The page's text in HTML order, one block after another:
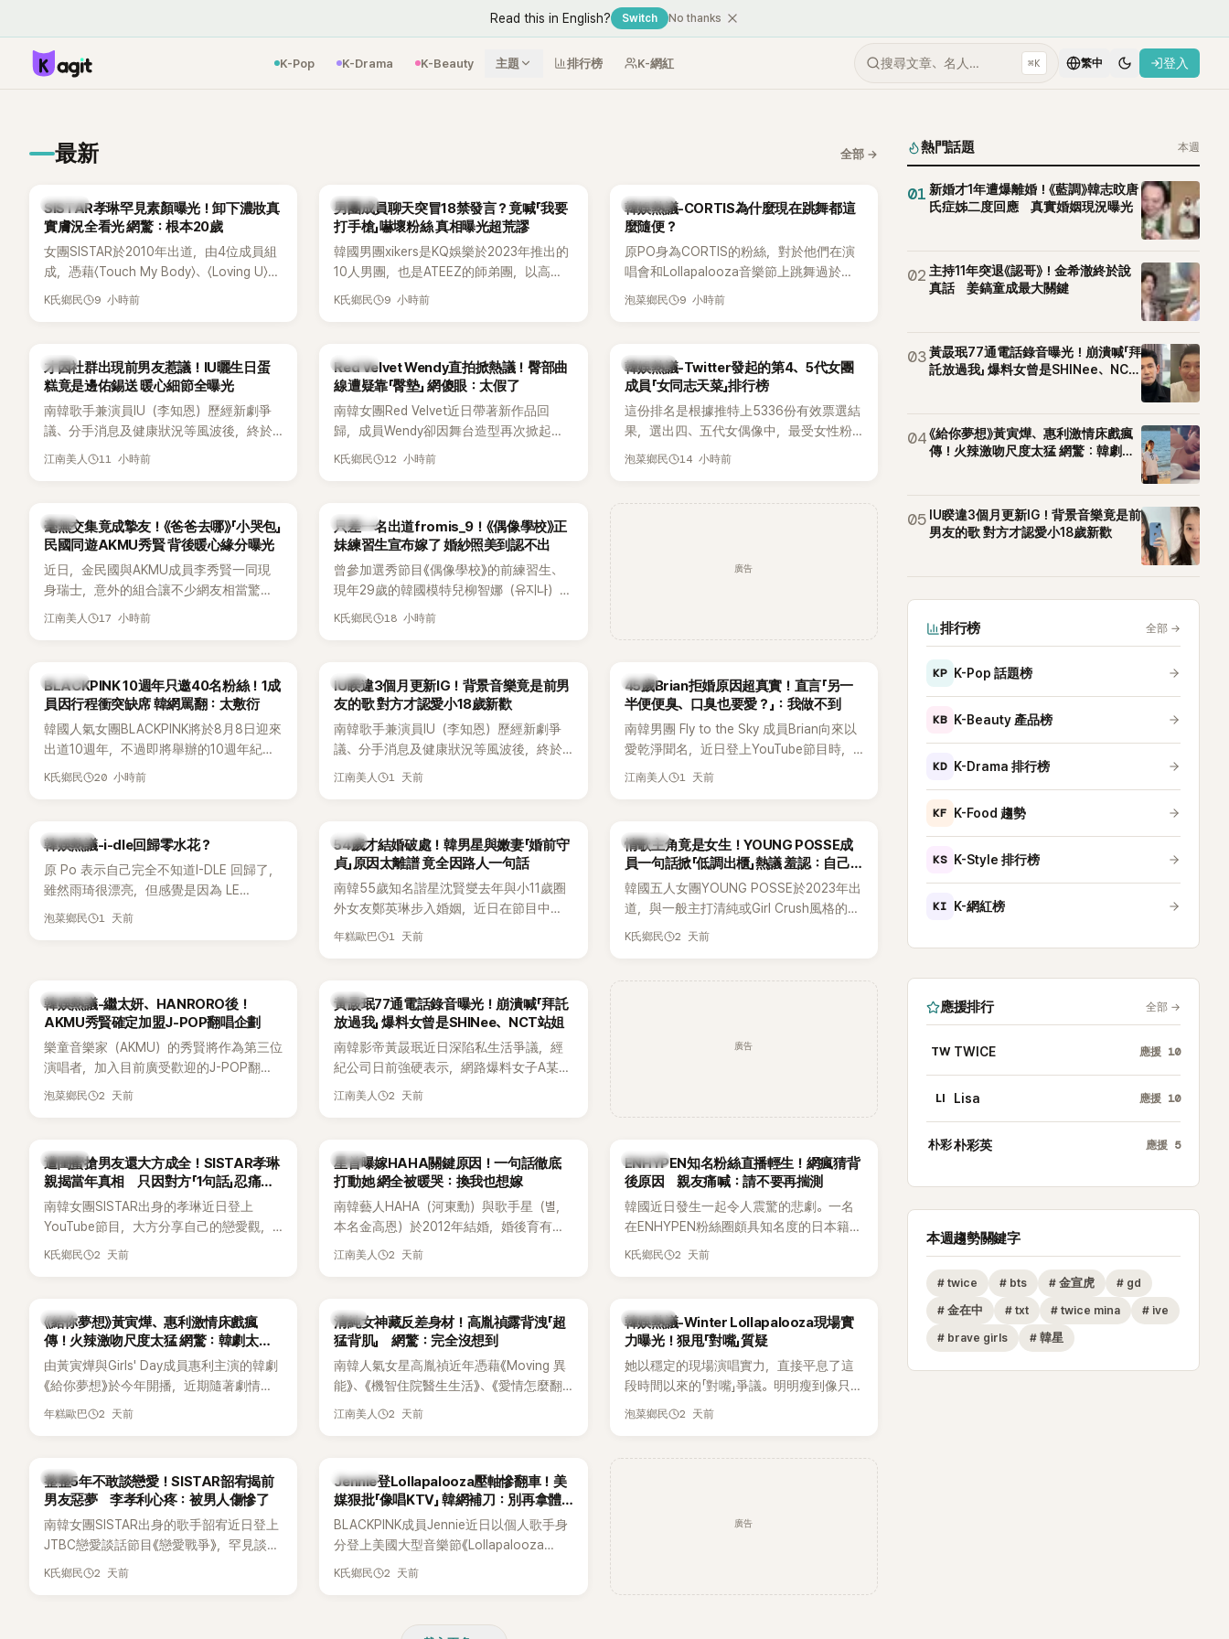
Read this in English? Switch No thanks
K-Pop K-Drama K-Beauty 主題 排行榜 K-網紅 搜尋文章、名人… ⌘K 繁中 登入
最新 全部 →
K-POP
SISTAR孝琳罕見素顏曝光！卸下濃妝真
實膚況全看光 網驚：根本20歲
女團SISTAR於2010年出道，由4位成員組
成，憑藉〈Touch My Body〉、〈Loving U〉、
〈Shake It〉等一連串夏日神曲紅遍亞洲，獲
的孝琳，近日在社群分享與「排球女王」金軟
景聚餐的日常，不僅展現兩人多年不變的
好交情，她幾乎素顏入鏡的真實模樣，也
意外掀起網友熱議。
K氏鄉民 9 小時前
K-POP
男團成員聊天突冒18禁發言？竟喊「我要
打手槍」嚇壞粉絲 真相曝光超荒謬
韓國男團xikers是KQ娛樂於2023年推出的
10人男團，也是ATEEZ的師弟團，以高完
成度舞台、充滿爆發力的表演及Hip-Hop
力。
K氏鄉民 9 小時前
熱議討論
韓娛熱議-CORTIS為什麼現在跳舞都這
麼隨便？
原PO身為CORTIS的粉絲，對於他們在演
唱會和Lollapalooza音樂節上跳舞過於隨
便感到不滿，認為舞蹈是他們走紅的重要
泡菜鄉民 9 小時前
韓星
才因社群出現前男友惹議！IU曬生日蛋
糕竟是邊佑錫送 暖心細節全曝光
南韓歌手兼演員IU（李知恩）歷經新劇爭
議、分手消息及健康狀況等風波後，終於
睽違3個月更新社群平台，一口氣曬出20
尖網友發現暗藏玄機，在韓網引發兩波討
論。
江南美人 11 小時前
K-POP
Red Velvet Wendy直拍掀熱議！臀部曲
線遭疑靠「臀墊」 網傻眼：太假了
南韓女團Red Velvet近日帶著新作品回
歸，成員Wendy卻因舞台造型再次掀起討
論。她日前才因暴瘦身形受到外界關注，
K氏鄉民 12 小時前
熱議討論
韓娛熱議-Twitter發起的第4、5代女團
成員「女同志天菜」排行榜
這份排名是根據推特上5336份有效票選結
果，選出四、五代女偶像中，最受女性粉
絲喜愛的成員。其中，HATS2HEARTS成
泡菜鄉民 14 小時前
韓星
毫無交集竟成摯友！《爸爸去哪》「小哭包」
民國同遊AKMU秀賢 背後暖心緣分曝光
近日，金民國與AKMU成員李秀賢一同現
身瑞士，意外的組合讓不少網友相當驚
訝。兩人過去幾乎沒有公開交集，如今卻
江南美人 17 小時前
K-POP
只差一名出道fromis_9！《偶像學校》正
妹練習生宣布嫁了 婚紗照美到認不出
曾參加選秀節目《偶像學校》的前練習生、
現年29歲的韓國模特兒柳智娜（유지나），
近日無預警在社群平台公開一系列婚紗
K氏鄉民 18 小時前
廣告
K-POP
BLACKPINK 10週年只邀40名粉絲！1成
員因行程衝突缺席 韓網罵翻：太敷衍
韓國人氣女團BLACKPINK將於8月8日迎來
出道10週年，不過即將舉辦的10週年紀念
Meet & Greet活動，依舊無法看到四人合
絲熱議。
K氏鄉民 20 小時前
韓星
IU睽違3個月更新IG！背景音樂竟是前男
友的歌 對方才認愛小18歲新歡
南韓歌手兼演員IU（李知恩）歷經新劇爭
議、分手消息及健康狀況等風波後，終於
睽違3個月更新社群平台，一口氣曬出20
音樂，意外掀起韓網討論。
江南美人 1 天前
韓星
45歲Brian拒婚原因超真實！直言「另一
半便便臭、口臭也要愛？」：我做不到
南韓男團 Fly to the Sky 成員Brian向來以
愛乾淨聞名，近日登上YouTube節目時，
再度談到自己的婚姻觀，直言無法理解「連
江南美人 1 天前
熱議討論
韓娛熱議-i-dle回歸零水花？
原 Po 表示自己完全不知道I-DLE 回歸了，
雖然雨琦很漂亮，但感覺是因為 LE
SSERAFIM 和 aespa 佔據了市場。
泡菜鄉民 1 天前
韓星
54歲才結婚破處！韓男星與嫩妻「婚前守
貞」原因太離譜 竟全因路人一句話
南韓55歲知名諧星沈賢燮去年與小11歲圈
外女友鄭英琳步入婚姻，近日在節目中分
享與妻子的戀愛故事，笑稱兩人原本想享
前一直堅守「婚前守貞」的原因之一。
年糕歐巴 1 天前
K-POP
情歌主角竟是女生！YOUNG POSSE成
員一句話掀「低調出櫃」熱議 羞認：自己
都不敢聽
韓國五人女團YOUNG POSSE於2023年出
道，與一般主打清純或Girl Crush風格的女
團不同，她們以濃厚的Hip-Hop元素、自
識度的新生代代表之一。
K氏鄉民 2 天前
熱議討論
韓娛熱議-繼太妍、HANRORO後！
AKMU秀賢確定加盟J-POP翻唱企劃
樂童音樂家（AKMU）的秀賢將作為第三位
演唱者，加入目前廣受歡迎的J-POP翻唱
企劃。繼太妍和Hanroro之後，秀賢已獲
泡菜鄉民 2 天前
韓星
黃晸珉77通電話錄音曝光！崩潰喊「拜託
放過我」 爆料女曾是SHINee、NCT站姐
南韓影帝黃晸珉近日深陷私生活爭議，經
紀公司日前強硬表示，網路爆料女子A某涉
嫌長期跟蹤黃晸珉，已正式採取法律行
的單方面騷擾。如今，韓媒《Dispatch》再
曝光雙方77通電話的錄音內容，而A也首
度承認自己過去曾是SHINee、NCT等偶像
團體的「站姐」，事件持續延燒。
江南美人 2 天前
廣告
K-POP
遭閨蜜搶男友還大方成全！SISTAR孝琳
親揭當年真相 只因對方「1句話」忍痛放
手
南韓女團SISTAR出身的孝琳近日登上
YouTube節目，大方分享自己的戀愛觀，
更首度坦承過去曾遭最好的朋友搶走男
K氏鄉民 2 天前
韓星
星首曝嫁HAHA關鍵原因！一句話徹底
打動她 網全被暖哭：換我也想嫁
南韓藝人HAHA（河東勳）與歌手星（별，
本名金高恩）於2012年結婚，婚後育有兩
子一女，一家五口生活幸福美滿，也是韓
步入婚姻的最大理由。
江南美人 2 天前
K-POP
ENHYPEN知名粉絲直播輕生！網瘋猜背
後原因 親友痛喊：請不要再揣測
韓國近日發生一起令人震驚的悲劇。一名
在ENHYPEN粉絲圈頗具知名度的日本籍女
粉絲，日前在TikTok直播期間輕生，最終
止揣測，盼逝者安息。
K氏鄉民 2 天前
韓劇
《給你夢想》黃寅燁、惠利激情床戲瘋
傳！火辣激吻尺度太猛 網驚：韓劇太敢
拍
由黃寅燁與Girls' Day成員惠利主演的韓劇
《給你夢想》於今年開播，近期隨著劇情進
入高潮，男女主角的感情線快速升溫。最
年糕歐巴 2 天前
韓星
清純女神藏反差身材！高胤禎露背洩「超
猛背肌」 網驚：完全沒想到
南韓人氣女星高胤禎近年憑藉《Moving 異
能》、《機智住院醫生生活》、《愛情怎麼翻
譯？》、《努力克服自卑的我們》等多部熱門
近況照意外掀起熱議，不是因為仙氣十足
的美貌，而是藏在纖細身材下的超狂背肌
與肩膀線條，反差感十足，讓不少網友看
傻直呼：「原來她身材這麼猛！」
江南美人 2 天前
熱議討論
韓娛熱議-Winter Lollapalooza現場實
力曝光！狠甩「對嘴」質疑
她以穩定的現場演唱實力，直接平息了這
段時間以來的「對嘴」爭議。明明瘦到像只剩
骨頭，怎麼還能唱出這麼驚人的爆發力和
泡菜鄉民 2 天前
韓星
整整5年不敢談戀愛！SISTAR韶宥揭前
男友惡夢 李孝利心疼：被男人傷慘了
南韓女團SISTAR出身的歌手韶宥近日登上
JTBC戀愛談話節目《戀愛戰爭》，罕見談及
自己的感情生活，不僅坦言已經整整5年沒
K氏鄉民 2 天前
K-POP
Jennie登Lollapalooza壓軸慘翻車！美
媒狠批「像唱KTV」 韓網補刀：別再拿體
力當藉口
BLACKPINK成員Jennie近日以個人歌手身
分登上美國大型音樂節《Lollapalooza
Chicago》主舞台，不僅成為首位擔任該音
K氏鄉民 2 天前
廣告
熱門話題 本週
01 新婚才1年遭爆離婚！《藍調》韓志旼唐
氏症姊二度回應 真實婚姻現況曝光
02 主持11年突退《認哥》！金希澈終於說
真話 姜鎬童成最大關鍵
03黃晸珉77通電話錄音曝光！崩潰喊「拜
託放過我」 爆料女曾是SHINee、NCT
04《給你夢想》黃寅燁、惠利激情床戲瘋
傳！火辣激吻尺度太猛 網驚：韓劇太
05 IU睽違3個月更新IG！背景音樂竟是前
男友的歌 對方才認愛小18歲新歡
排行榜 全部 →
KP K-Pop 話題榜
KB K-Beauty 產品榜
KD K-Drama 排行榜
KF K-Food 趨勢
KS K-Style 排行榜
KI K-網紅榜
應援排行 全部 →
TW TWICE 應援 10
LI Lisa 應援 10
朴彩朴彩英 應援 5
本週趨勢關鍵字
# twice # bts # 金宣虎 # gd
# 金在中 # txt # twice mina # ive
# brave girls # 韓星